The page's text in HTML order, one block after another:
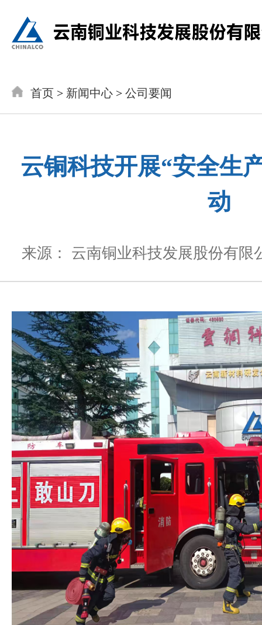
首页 > 新闻中心 > 公司要闻
云铜科技开展“安全生
动
来源： 云南铜业科技发展股份有限